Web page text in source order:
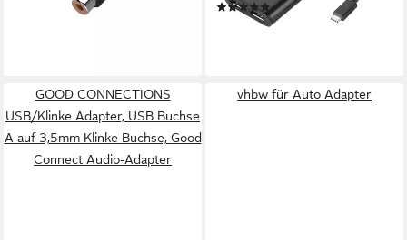
lieferbar - in 3-4 Werktagen bei dir
(1)
ab 43,19 €
GOOD CONNECTIONS
USB/Klinke Adapter, USB Buchse
A auf 3,5mm Klinke Buchse, Good
Connect Audio-Adapter
vhbw für Auto Adapter